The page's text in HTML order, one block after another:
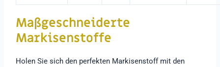
Maßgeschneiderte
Markisenstoffe
Holen Sie sich den perfekten Markisenstoff mit den